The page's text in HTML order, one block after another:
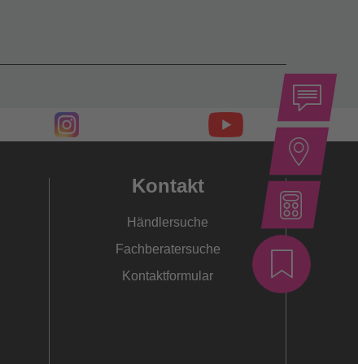
Kontakt
Händlersuche
Fachberatersuche
Kontaktformular